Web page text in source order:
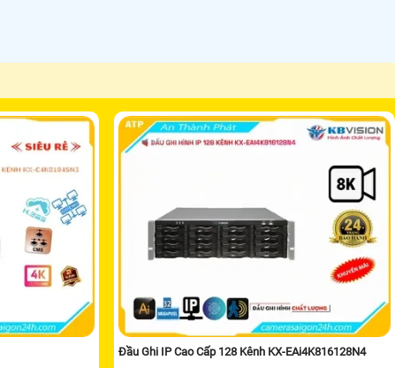
Đầu Ghi IP Cao Cấp 128 Kênh KX-EAi4K816128N4